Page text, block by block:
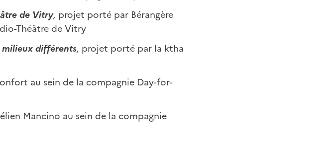
de Vitry, projet porté par Bérangère
Théâtre de Vitry
milieux différents, projet porté par la ktha
au sein de la compagnie Day-for-
Mancino au sein de la compagnie